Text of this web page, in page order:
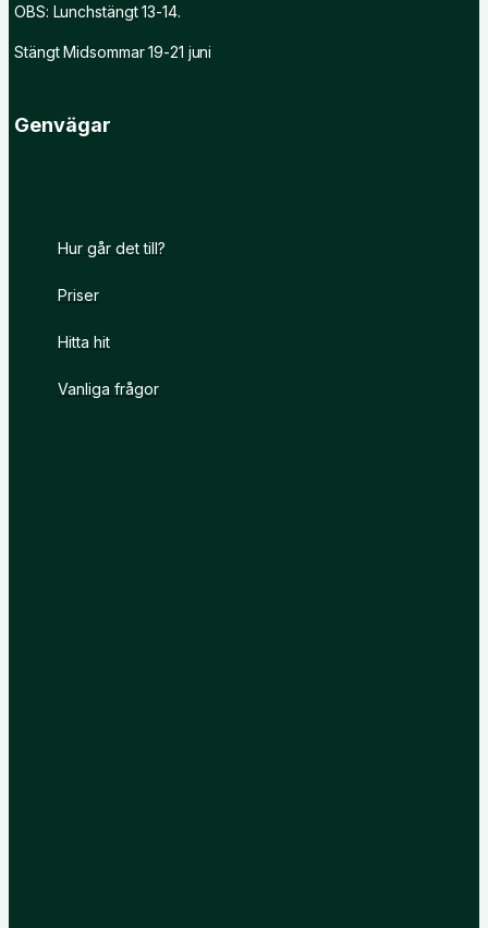
OBS: Lunchstängt 13-14.
Stängt Midsommar 19-21 juni
Genvägar
Hur går det till?
Priser
Hitta hit
Vanliga frågor